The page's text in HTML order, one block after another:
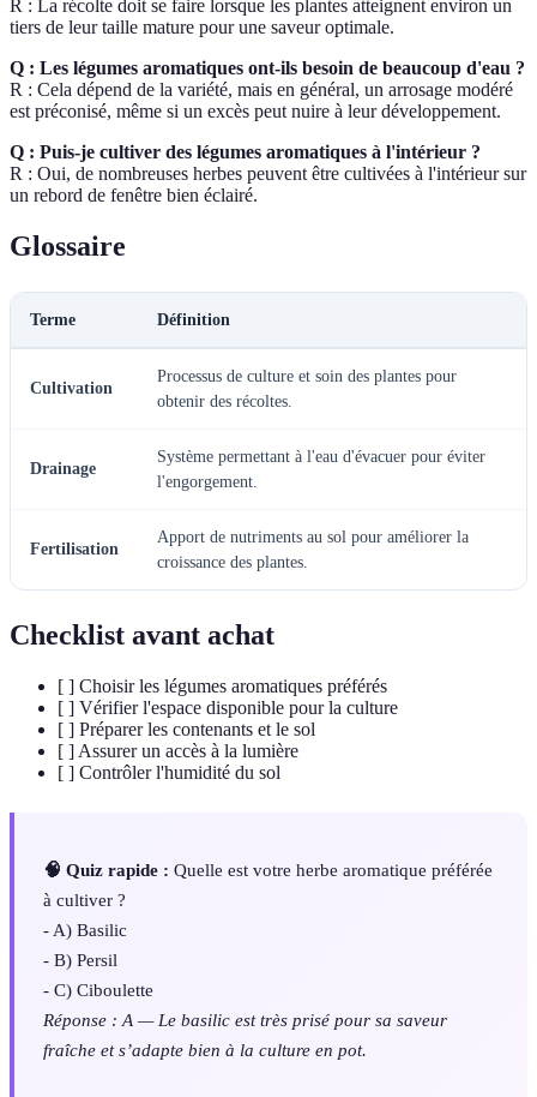
R : La récolte doit se faire lorsque les plantes atteignent environ un
tiers de leur taille mature pour une saveur optimale.
Q : Les légumes aromatiques ont-ils besoin de beaucoup d'eau ?
R : Cela dépend de la variété, mais en général, un arrosage modéré
est préconisé, même si un excès peut nuire à leur développement.
Q : Puis-je cultiver des légumes aromatiques à l'intérieur ?
R : Oui, de nombreuses herbes peuvent être cultivées à l'intérieur sur
un rebord de fenêtre bien éclairé.
Glossaire
Terme Définition
Cultivation
Processus de culture et soin des plantes pour
obtenir des récoltes.
Drainage
Système permettant à l'eau d'évacuer pour éviter
l'engorgement.
Fertilisation
Apport de nutriments au sol pour améliorer la
croissance des plantes.
Checklist avant achat
[ ] Choisir les légumes aromatiques préférés
[ ] Vérifier l'espace disponible pour la culture
[ ] Préparer les contenants et le sol
[ ] Assurer un accès à la lumière
[ ] Contrôler l'humidité du sol
🧠 Quiz rapide : Quelle est votre herbe aromatique préférée
à cultiver ?
- A) Basilic
- B) Persil
- C) Ciboulette
Réponse : A — Le basilic est très prisé pour sa saveur
fraîche et s’adapte bien à la culture en pot.